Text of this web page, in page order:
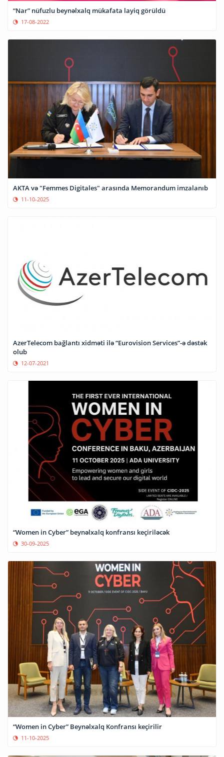
“Nar” nüfuzlu beynəlxalq mükafata layiq görüldü
17-08-2022
AKTA və "Femmes Digitales" arasında Memorandum imzalanıb
11-10-2025
AzerTelecom bağlantı xidməti ilə “Eurovision Services”-ə dəstək
olub
12-07-2021
“Women in Cyber” beynəlxalq konfransı keçiriləcək
30-09-2025
“Women in Cyber” Beynəlxalq Konfransı keçirilir
11-10-2025